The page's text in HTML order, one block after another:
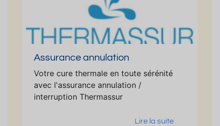
Assurance annulation
Votre cure thermale en toute sérénité
avec l'assurance annulation /
interruption Thermassur
Lire la suite